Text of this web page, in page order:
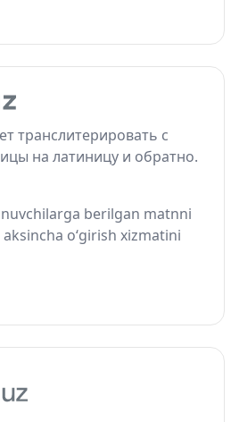
транслитерировать с
на латиницу и обратно.
berilgan matnni
o‘girish xizmatini